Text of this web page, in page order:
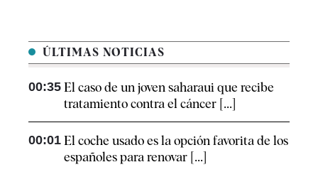
ÚLTIMAS NOTICIAS
00:35 El caso de un joven saharaui que recibe
tratamiento contra el cáncer [...]
00:01 El coche usado es la opción favorita de los
españoles para renovar [...]